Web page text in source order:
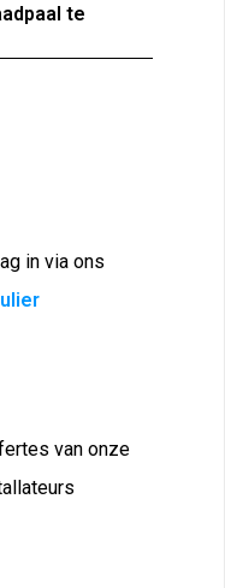
te
in via ons
van onze